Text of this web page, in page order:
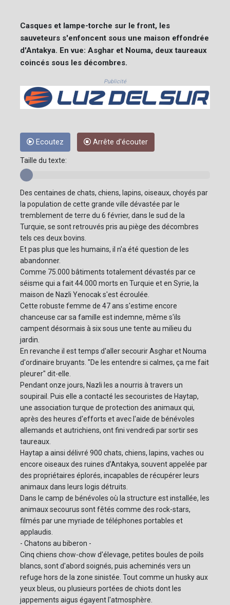
Casques et lampe-torche sur le front, les
sauveteurs s'enfoncent sous une maison effondrée
d'Antakya. En vue: Asghar et Nouma, deux taureaux
coincés sous les décombres.
Publicité
Ecoutez Arrête d'écouter
Taille du texte:
Des centaines de chats, chiens, lapins, oiseaux, choyés par
la population de cette grande ville dévastée par le
tremblement de terre du 6 février, dans le sud de la
Turquie, se sont retrouvés pris au piège des décombres
tels ces deux bovins.
Et pas plus que les humains, il n'a été question de les
abandonner.
Comme 75.000 bâtiments totalement dévastés par ce
séisme qui a fait 44.000 morts en Turquie et en Syrie, la
maison de Nazli Yenocak s'est écroulée.
Cette robuste femme de 47 ans s'estime encore
chanceuse car sa famille est indemne, même s'ils
campent désormais à six sous une tente au milieu du
jardin.
En revanche il est temps d'aller secourir Asghar et Nouma
d'ordinaire bruyants. "De les entendre si calmes, ça me fait
pleurer" dit-elle.
Pendant onze jours, Nazli les a nourris à travers un
soupirail. Puis elle a contacté les secouristes de Haytap,
une association turque de protection des animaux qui,
après des heures d'efforts et avec l'aide de bénévoles
allemands et autrichiens, ont fini vendredi par sortir ses
taureaux.
Haytap a ainsi délivré 900 chats, chiens, lapins, vaches ou
encore oiseaux des ruines d'Antakya, souvent appelée par
des propriétaires éplorés, incapables de récupérer leurs
animaux dans leurs logis détruits.
Dans le camp de bénévoles où la structure est installée, les
animaux secourus sont fêtés comme des rock-stars,
filmés par une myriade de téléphones portables et
applaudis.
- Chatons au biberon -
Cinq chiens chow-chow d'élevage, petites boules de poils
blancs, sont d'abord soignés, puis acheminés vers un
refuge hors de la zone sinistée. Tout comme un husky aux
yeux bleus, ou plusieurs portées de chiots dont les
jappements aigus égayent l'atmosphère.